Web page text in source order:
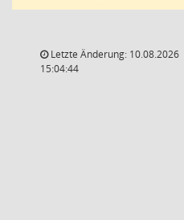
Letzte Änderung: 10.08.2026
15:04:44